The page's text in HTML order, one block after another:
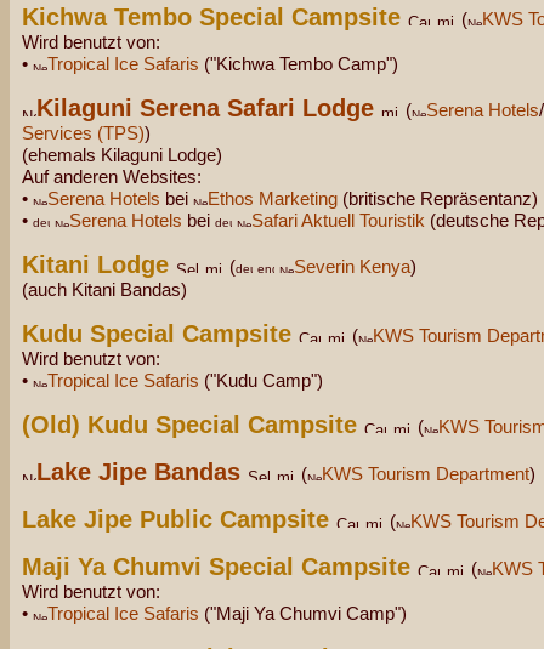
Kichwa Tembo Special Campsite (
KWS
Wird benutzt von:
•
Tropical Ice Safaris ("Kichwa Tembo Camp")
Kilaguni Serena Safari Lodge ( Serena Hotels/
Services (TPS))
(ehemals Kilaguni Lodge)
Auf anderen Websites:
•
Serena Hotels bei Ethos Marketing (britische Repräsentanz)
•
Serena Hotels bei Safari Aktuell Touristik (deutsche
Kitani Lodge ( Severin Kenya)
(auch Kitani Bandas)
Kudu Special Campsite (
KWS Tourism
Wird benutzt von:
•
Tropical Ice Safaris ("Kudu Camp")
(Old) Kudu Special Campsite ( KWS
Lake Jipe Bandas ( KWS Tourism Department)
Lake Jipe Public Campsite ( KWS Tourism
Maji Ya Chumvi Special Campsite (
KWS
Wird benutzt von:
•
Tropical Ice Safaris ("Maji Ya Chumvi Camp")